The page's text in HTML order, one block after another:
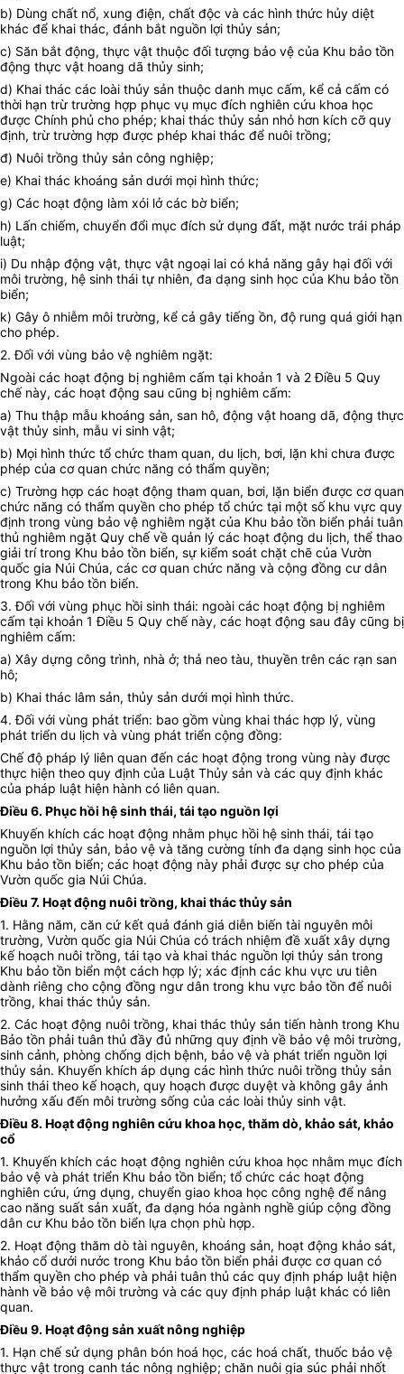
b) Dùng chất nổ, xung điện, chất độc và các hình thức hủy diệt
khác để khai thác, đánh bắt nguồn lợi thủy sản;
c) Săn bắt động, thực vật thuộc đối tượng bảo vệ của Khu bảo tồn
động thực vật hoang dã thủy sinh;
d) Khai thác các loài thủy sản thuộc danh mục cấm, kể cả cấm có
thời hạn trừ trường hợp phục vụ mục đích nghiên cứu khoa học
được Chính phủ cho phép; khai thác thủy sản nhỏ hơn kích cỡ quy
định, trừ trường hợp được phép khai thác để nuôi trồng;
đ) Nuôi trồng thủy sản công nghiệp;
e) Khai thác khoáng sản dưới mọi hình thức;
g) Các hoạt động làm xói lở các bờ biển;
h) Lấn chiếm, chuyển đổi mục đích sử dụng đất, mặt nước trái pháp
luật;
i) Du nhập động vật, thực vật ngoại lai có khả năng gây hại đối với
môi trường, hệ sinh thái tự nhiên, đa dạng sinh học của Khu bảo tồn
biển;
k) Gây ô nhiễm môi trường, kể cả gây tiếng ồn, độ rung quá giới hạn
cho phép.
2. Đối với vùng bảo vệ nghiêm ngặt:
Ngoài các hoạt động bị nghiêm cấm tại khoản 1 và 2 Điều 5 Quy
chế này, các hoạt động sau cũng bị nghiêm cấm:
a) Thu thập mẫu khoáng sản, san hô, động vật hoang dã, động thực
vật thủy sinh, mẫu vi sinh vật;
b) Mọi hình thức tổ chức tham quan, du lịch, bơi, lặn khi chưa được
phép của cơ quan chức năng có thẩm quyền;
c) Trường hợp các hoạt động tham quan, bơi, lặn biển được cơ quan
chức năng có thẩm quyền cho phép tổ chức tại một số khu vực quy
định trong vùng bảo vệ nghiêm ngặt của Khu bảo tồn biển phải tuân
thủ nghiêm ngặt Quy chế về quản lý các hoạt động du lịch, thể thao
giải trí trong Khu bảo tồn biển, sự kiểm soát chặt chẽ của Vườn
quốc gia Núi Chúa, các cơ quan chức năng và cộng đồng cư dân
trong Khu bảo tồn biển.
3. Đối với vùng phục hồi sinh thái: ngoài các hoạt động bị nghiêm
cấm tại khoản 1 Điều 5 Quy chế này, các hoạt động sau đây cũng bị
nghiêm cấm:
a) Xây dựng công trình, nhà ở; thả neo tàu, thuyền trên các rạn san
hô;
b) Khai thác lâm sản, thủy sản dưới mọi hình thức.
4. Đối với vùng phát triển: bao gồm vùng khai thác hợp lý, vùng
phát triển du lịch và vùng phát triển cộng đồng:
Chế độ pháp lý liên quan đến các hoạt động trong vùng này được
thực hiện theo quy định của Luật Thủy sản và các quy định khác
của pháp luật hiện hành có liên quan.
Điều 6. Phục hồi hệ sinh thái, tái tạo nguồn lợi
Khuyến khích các hoạt động nhằm phục hồi hệ sinh thái, tái tạo
nguồn lợi thủy sản, bảo vệ và tăng cường tính đa dạng sinh học của
Khu bảo tồn biển; các hoạt động này phải được sự cho phép của
Vườn quốc gia Núi Chúa.
Điều 7. Hoạt động nuôi trồng, khai thác thủy sản
1. Hằng năm, căn cứ kết quả đánh giá diễn biến tài nguyên môi
trường, Vườn quốc gia Núi Chúa có trách nhiệm đề xuất xây dựng
kế hoạch nuôi trồng, tái tạo và khai thác nguồn lợi thủy sản trong
Khu bảo tồn biển một cách hợp lý; xác định các khu vực ưu tiên
dành riêng cho cộng đồng ngư dân trong khu vực bảo tồn để nuôi
trồng, khai thác thủy sản.
2. Các hoạt động nuôi trồng, khai thác thủy sản tiến hành trong Khu
Bảo tồn phải tuân thủ đầy đủ những quy định về bảo vệ môi trường,
sinh cảnh, phòng chống dịch bệnh, bảo vệ và phát triển nguồn lợi
thủy sản. Khuyến khích áp dụng các hình thức nuôi trồng thủy sản
sinh thái theo kế hoạch, quy hoạch được duyệt và không gây ảnh
hưởng xấu đến môi trường sống của các loài thủy sinh vật.
Điều 8. Hoạt động nghiên cứu khoa học, thăm dò, khảo sát, khảo
cổ
1. Khuyến khích các hoạt động nghiên cứu khoa học nhằm mục đích
bảo vệ và phát triển Khu bảo tồn biển; tổ chức các hoạt động
nghiên cứu, ứng dụng, chuyển giao khoa học công nghệ để nâng
cao năng suất sản xuất, đa dạng hóa ngành nghề giúp cộng đồng
dân cư Khu bảo tồn biển lựa chọn phù hợp.
2. Hoạt động thăm dò tài nguyên, khoáng sản, hoạt động khảo sát,
khảo cổ dưới nước trong Khu bảo tồn biển phải được cơ quan có
thẩm quyền cho phép và phải tuân thủ các quy định pháp luật hiện
hành về bảo vệ môi trường và các quy định pháp luật khác có liên
quan.
Điều 9. Hoạt động sản xuất nông nghiệp
1. Hạn chế sử dụng phân bón hoá học, các hoá chất, thuốc bảo vệ
thực vật trong canh tác nông nghiệp; chăn nuôi gia súc phải nhốt